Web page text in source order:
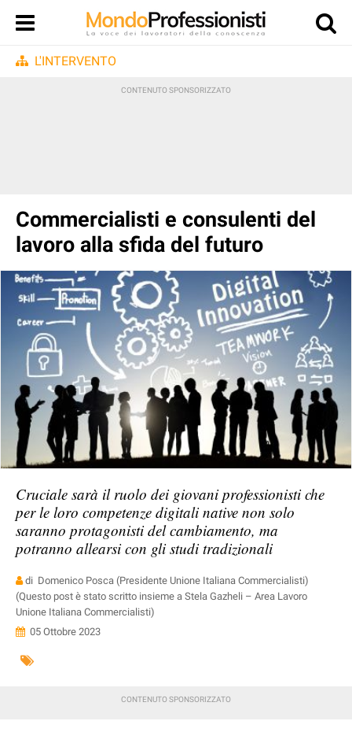
L'INTERVENTO
Commercialisti e consulenti del
lavoro alla sfida del futuro
Cruciale sarà il ruolo dei giovani professionisti che
per le loro competenze digitali native non solo
saranno protagonisti del cambiamento, ma
potranno allearsi con gli studi tradizionali
di Domenico Posca (Presidente Unione Italiana Commercialisti)
(Questo post è stato scritto insieme a Stela Gazheli – Area Lavoro
Unione Italiana Commercialisti)
05 Ottobre 2023